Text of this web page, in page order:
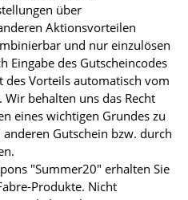
über
Aktionsvorteilen
und nur einzulösen
Eingabe des Gutscheincodes
Vorteils automatisch vom
Wir behalten uns das Recht
eines wichtigen Grundes zu
Gutschein bzw. durch
"Summer20" erhalten Sie
Produkte. Nicht